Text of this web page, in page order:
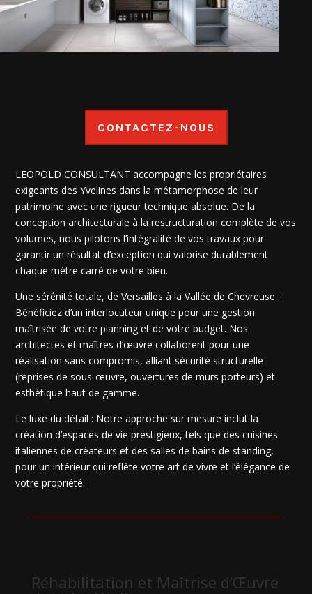
CONTACTEZ-NOUS
LEOPOLD CONSULTANT accompagne les propriétaires
exigeants des Yvelines dans la métamorphose de leur
patrimoine avec une rigueur technique absolue. De la
conception architecturale à la restructuration complète de vos
volumes, nous pilotons l’intégralité de vos travaux pour
garantir un résultat d’exception qui valorise durablement
chaque mètre carré de votre bien.
Une sérénité totale, de Versailles à la Vallée de Chevreuse :
Bénéficiez d’un interlocuteur unique pour une gestion
maîtrisée de votre planning et de votre budget. Nos
architectes et maîtres d’œuvre collaborent pour une
réalisation sans compromis, alliant sécurité structurelle
(reprises de sous-œuvre, ouvertures de murs porteurs) et
esthétique haut de gamme.
Le luxe du détail : Notre approche sur mesure inclut la
création d’espaces de vie prestigieux, tels que des cuisines
italiennes de créateurs et des salles de bains de standing,
pour un intérieur qui reflète votre art de vivre et l’élégance de
votre propriété.
Réhabilitation et Maîtrise d’Œuvre